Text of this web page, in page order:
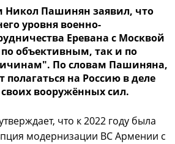
Никол Пашинян заявил, что
уровня военно-
Еревана с Москвой
объективным, так и по
По словам Пашиняна,
на Россию в деле
вооружённых сил.
что к 2022 году была
модернизации ВС Армении с